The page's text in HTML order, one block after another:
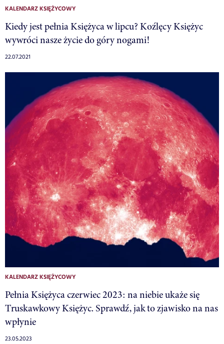
KALENDARZ KSIĘŻYCOWY
Kiedy jest pełnia Księżyca w lipcu? Koźlęcy Księżyc
wywróci nasze życie do góry nogami!
22.07.2021
KALENDARZ KSIĘŻYCOWY
Pełnia Księżyca czerwiec 2023: na niebie ukaże się
Truskawkowy Księżyc. Sprawdź, jak to zjawisko na nas
wpłynie
23.05.2023